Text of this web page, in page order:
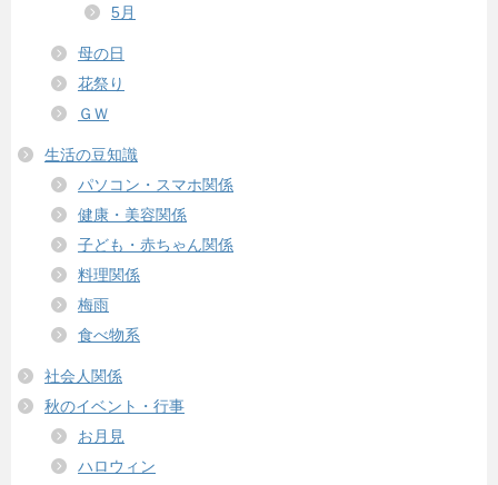
5月
母の日
花祭り
ＧＷ
生活の豆知識
パソコン・スマホ関係
健康・美容関係
子ども・赤ちゃん関係
料理関係
梅雨
食べ物系
社会人関係
秋のイベント・行事
お月見
ハロウィン